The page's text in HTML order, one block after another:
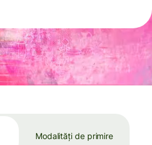
Modalități de primire